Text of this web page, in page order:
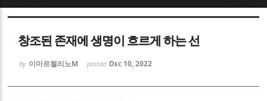
창조된 존재에 생명이 흐르게 하는 선
by 이마르첼리노M posted Dec 10, 2022
Sketchbook5, 스케치북5
Sketchbook5, 스케치북5